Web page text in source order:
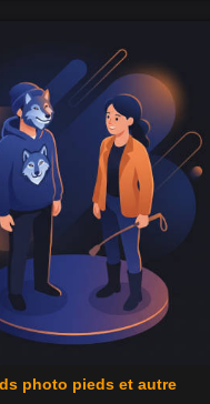
photo pieds et autre